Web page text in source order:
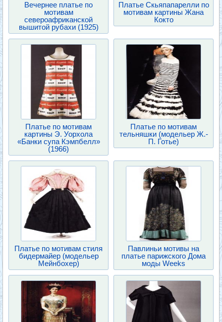
Вечернее платье по
мотивам
североафриканской
вышитой рубахи (1925)
Платье Скьяпапарелли по
мотивам картины Жана
Кокто
Платье по мотивам
картины Э. Уорхола
«Банки супа Кэмпбелл»
(1966)
Платье по мотивам
тельняшки (модельер Ж.-
П. Готье)
Платье по мотивам стиля
бидермайер (модельер
Мейнбохер)
Павлиньи мотивы на
платье парижского Дома
моды Weeks